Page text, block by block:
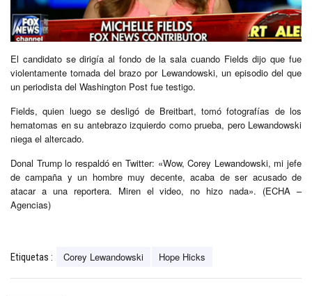
El candidato se dirigía al fondo de la sala cuando Fields dijo que fue
violentamente tomada del brazo por Lewandowski, un episodio del que
un periodista del Washington Post fue testigo.
Fields, quien luego se desligó de Breitbart, tomó fotografías de los
hematomas en su antebrazo izquierdo como prueba, pero Lewandowski
niega el altercado.
Donal Trump lo respaldó en Twitter: «Wow, Corey Lewandowski, mi jefe
de campaña y un hombre muy decente, acaba de ser acusado de
atacar a una reportera. Miren el video, no hizo nada». (ECHA –
Agencias)
Etiquetas : Corey Lewandowski Hope Hicks